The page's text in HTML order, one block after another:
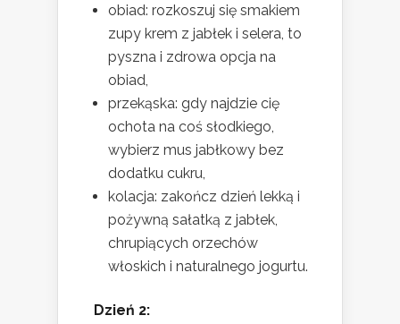
obiad: rozkoszuj się smakiem
zupy krem z jabłek i selera, to
pyszna i zdrowa opcja na
obiad,
przekąska: gdy najdzie cię
ochota na coś słodkiego,
wybierz mus jabłkowy bez
dodatku cukru,
kolacja: zakończ dzień lekką i
pożywną sałatką z jabłek,
chrupiących orzechów
włoskich i naturalnego jogurtu.
Dzień 2: